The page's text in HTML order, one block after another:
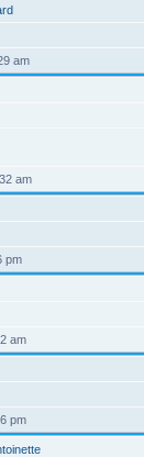
am
am
pm
am
pm